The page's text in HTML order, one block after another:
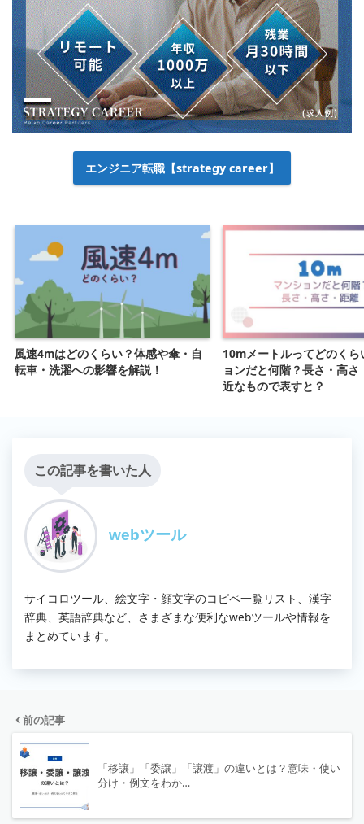
エンジニア転職【strategy career】
風速4mはどのくらい？体感や傘・自
転車・洗濯への影響を解説！
10mメートルってどのくら
ョンだと何階？長さ・高さ
近なもので表すと？
この記事を書いた人
webツール
サイコロツール、絵文字・顔文字のコピペ一覧リスト、漢字
辞典、英語辞典など、さまざまな便利なwebツールや情報を
まとめています。
前の記事
「移譲」「委譲」「譲渡」の違いとは？意味・使い
分け・例文をわか…